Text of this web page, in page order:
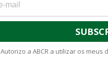
Autorizo a ABCR a utilizar os